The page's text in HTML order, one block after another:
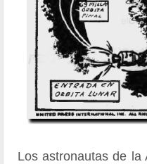
Los astronautas de la